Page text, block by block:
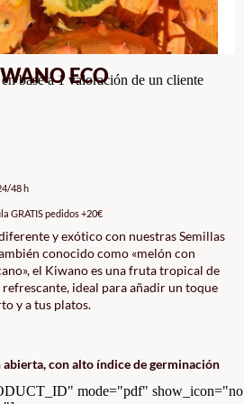
ECO
base a1valoración de un cliente
48 h
GRATIS pedidos +20€
y exótico con nuestras Semillas
conocido como «melón con
el Kiwano es una fruta tropical de
ideal para añadir un toque
y a tus platos.
con alto índice de germinación
mode="pdf"